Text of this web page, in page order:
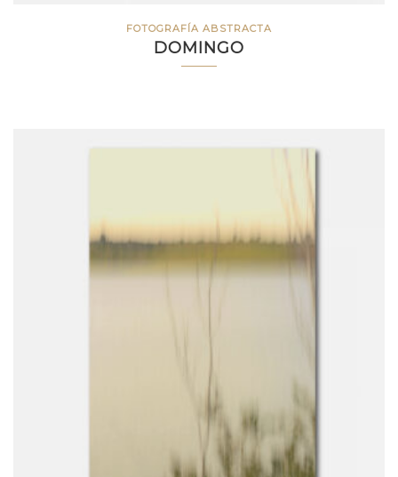
FOTOGRAFÍA ABSTRACTA
DOMINGO